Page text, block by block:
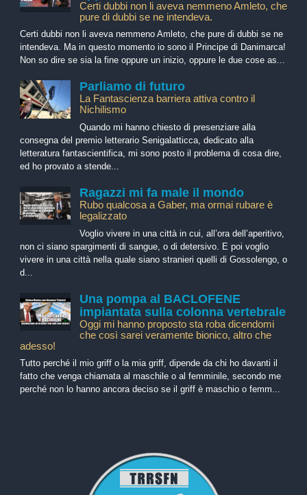
Certi dubbi non li aveva nemmeno Amleto, che
pure di dubbi se ne intendeva.
Certi dubbi non li aveva nemmeno Amleto, che pure di dubbi se ne
intendeva. Ma in questo momento io sono il Principe di Danimarca!
Non so dire se sia la fine oppure un inizio, oppure le due cose as...
Parliamo di futuro
La Fantascienza barriera attiva contro il
Nichilismo
Quando mi hanno chiesto di presenziare alla
consegna del premio letterario Senigalatticca, dedicato alla
letteratura fantascientifica, mi sono posto il problema di cosa dire,
ed ho provato a stende...
Ragazzi mi fa male il mondo
Rubo qualcosa a Gaber, ma ormai rubare è
legalizzato
Voglio vivere in una città in cui, all’ora dell’aperitivo,
non ci siano spargimenti di sangue, o di detersivo. E poi voglio
vivere in una città nella quale siano stranieri quelli di Gossolengo, o
d...
Una pompa al BACLOFENE
impiantata sulla colonna vertebrale
Oggi mi hanno proposto sta roba dicendomi
che così sarei veramente bionico, altro che
adesso!
Tutto perché il mio griff o la mia griff, dipende da chi ho davanti il
fatto che venga chiamata al maschile o al femminile, secondo me
perché non lo hanno ancora deciso se il griff è maschio o femm...